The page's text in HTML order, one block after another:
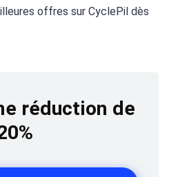
offres sur CyclePil dès
réduction de